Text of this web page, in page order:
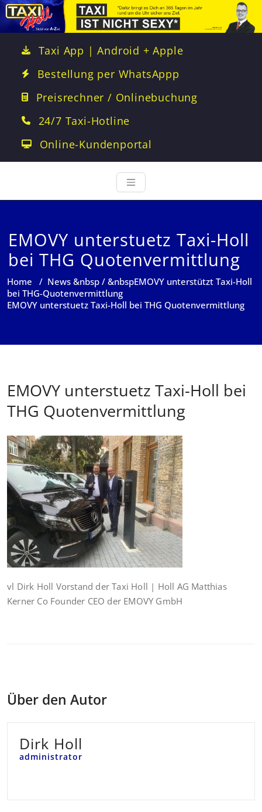
Taxi App | Android + Apple
Bestellung per WhatsAppp
Preisrechner / Onlinebuchung
24/7 Taxi-Hotline
Online-Kundenportal
EMOVY unterstuetz Taxi-Holl
bei THG Quotenvermittlung
Home / News &nbsp / &nbspEMOVY unterstützt Taxi-Holl
bei THG-Quotenvermittlung
EMOVY unterstuetz Taxi-Holl bei THG Quotenvermittlung
EMOVY unterstuetz Taxi-Holl bei
THG Quotenvermittlung
vl Dirk Holl Vorstand der Taxi Holl | Holl AG Matthias
Kerner Co Founder CEO der EMOVY GmbH
Über den Autor
Dirk Holl
administrator